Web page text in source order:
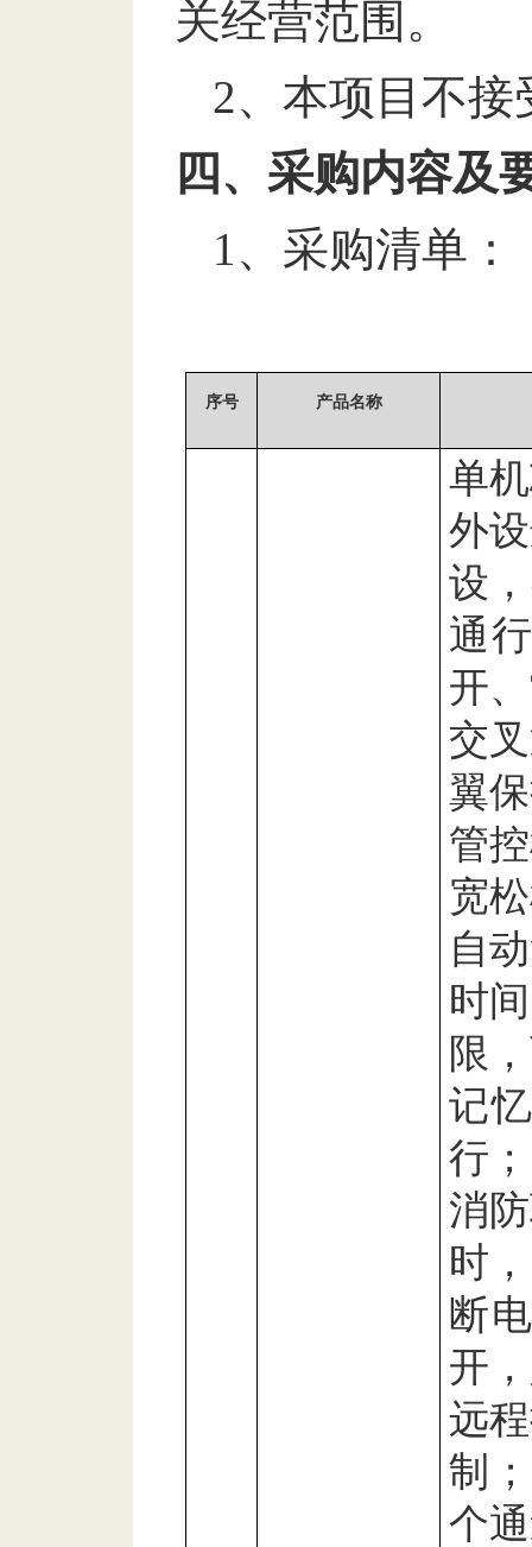
关经营范围。
2、 本项目不接
四、采购内容及
1、采购清单：
序号 产品名称
单
外
设
通
开
交
翼
管
宽
自
时
限
记
行；
消
时
断
开
远
制
个